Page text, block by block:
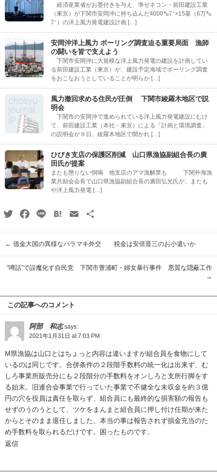
経済産業省がお墨付きを与え、準ゼネコン・前田建設工業
（東京）が下関市安岡沖に持ち込んだ4000㌔㍗×15基（6万㌔
㍗）の洋上風力発電建設計画 […]
安岡沖洋上風力 ボーリング調査迫る重要局面 漁師
の闘いを皆で支えよう
下関市安岡沖に大規模な洋上風力発電の建設を計画してい
る前田建設工業（東京）が、建設予定海域でボーリング調査
をおこなおうとしていることが明らか […]
風力撤回求める住民が圧倒 下関市綾羅木地区で説
明会
下関市の安岡沖で進められている洋上風力発電建設にむけ
て、前田建設工業（本社・東京）による「計画と環境調査」
の説明会が９日、綾羅木地区で開かれ […]
ひびき支店の保護区削減 山口県漁協副組合長の廣
田氏が提案
またも懲りない恫喝 他支店のアマ漁解禁も 下関外海漁
業共励会会長で山口県漁協副組合長の廣田弘光氏が、またも
や洋上風力発電 […]
TwitterFacebook
Line HatenaEmail
← 借金大国の異様なバラマキ外交 税金は安倍晋三のお小遣いか
“噂話”で誤魔化す自民党 下関市豊浦町・婦女暴行事件 悪質な隠蔽工作
→
この記事へのコメント
阿部 和志 says:
2021年1月31日 at 7:03 PM
M県漁協は山口とはちょっと内容は違いますが組合員を食物にして
いるのは同じです。合併条件の２段階手数料の統一化は出来ず、む
しろ事業所販売分にも２段階分の手数料をオンしろと支所行脚をす
る始末。旧連合会事業で行っていた事業で不健全な未収金を約３億
円の穴を役員は責任を取らず、組合員にも最終的な損害額の報告も
せずのうのうとして、ツケをまんまと組合員に押し付け任期が来た
からとそのまま退任しました。本当の事は報告されず損金充当のた
め手数料を取られるだけです。困ったものです。
返信